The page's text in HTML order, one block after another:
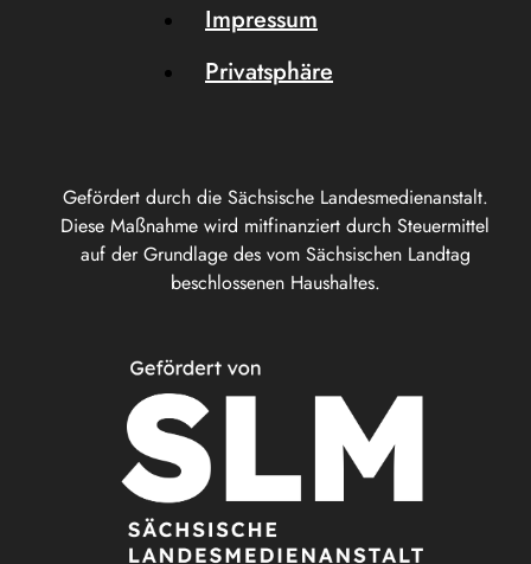
Gefördert durch die Sächsische Landesmedienanstalt.
Diese Maßnahme wird mitfinanziert durch Steuermittel
auf der Grundlage des vom Sächsischen Landtag
beschlossenen Haushaltes.
Impressum
Privatsphäre